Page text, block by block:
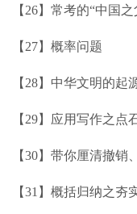
【26】常考的“中国之
【27】概率问题
【28】中华文明的起
【29】应用写作之点
【30】带你厘清撤销
【31】概括归纳之夯